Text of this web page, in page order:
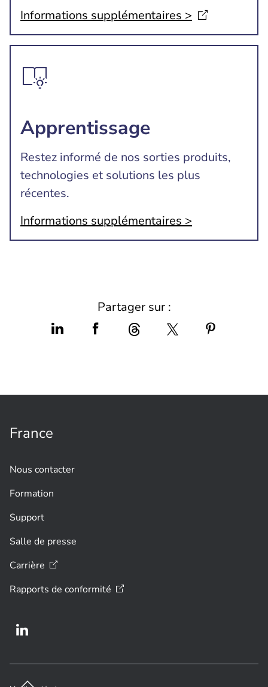
Informations supplémentaires >
Apprentissage
Restez informé de nos sorties produits,
technologies et solutions les plus
récentes.
Informations supplémentaires >
Partager sur :
France
Nous contacter
Formation
Support
Salle de presse
Carrière
Rapports de conformité